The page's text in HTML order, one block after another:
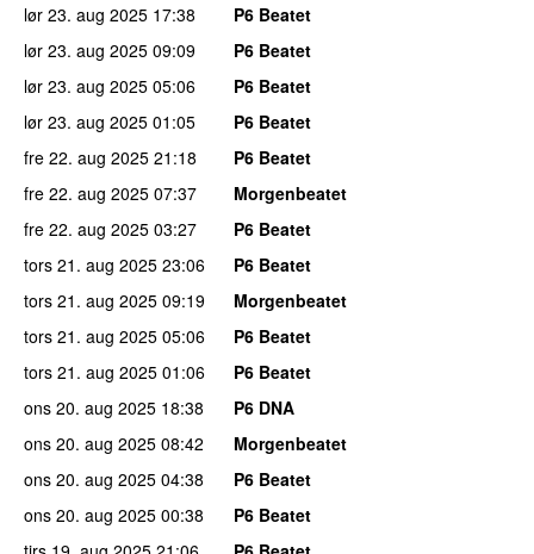
lør 23. aug 2025 17:38
P6 Beatet
lør 23. aug 2025 09:09
P6 Beatet
lør 23. aug 2025 05:06
P6 Beatet
lør 23. aug 2025 01:05
P6 Beatet
fre 22. aug 2025 21:18
P6 Beatet
fre 22. aug 2025 07:37
Morgenbeatet
fre 22. aug 2025 03:27
P6 Beatet
tors 21. aug 2025 23:06
P6 Beatet
tors 21. aug 2025 09:19
Morgenbeatet
tors 21. aug 2025 05:06
P6 Beatet
tors 21. aug 2025 01:06
P6 Beatet
ons 20. aug 2025 18:38
P6 DNA
ons 20. aug 2025 08:42
Morgenbeatet
ons 20. aug 2025 04:38
P6 Beatet
ons 20. aug 2025 00:38
P6 Beatet